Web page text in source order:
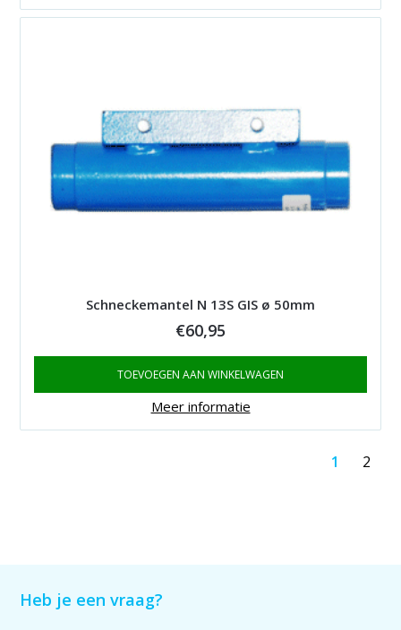
Schneckemantel N 13S GIS ø 50mm
€60,95
TOEVOEGEN AAN WINKELWAGEN
Meer informatie
1 2
Heb je een vraag?